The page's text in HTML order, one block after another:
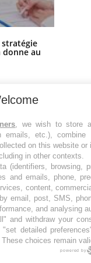
stratégie
donne au
les semaines les
, we wish to store
emails, etc.),
on this website
in other contexts.
(identifiers, browsing,
and emails, phone,
content,
email, post, SMS,
and analysing
and withdraw your
detailed
choices remain
powered by